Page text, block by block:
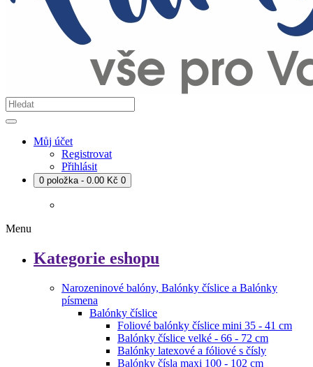
Můj účet
Registrovat
Přihlásit
0 položka - 0.00 Kč 0
Menu
Kategorie eshopu
Narozeninové balóny, Balónky číslice a Balónky
písmena
Balónky číslice
Foliové balónky číslice mini 35 - 41 cm
Balónky číslice velké - 66 - 72 cm
Balónky latexové a fóliové s čísly
Balónky čísla maxi 100 - 102 cm